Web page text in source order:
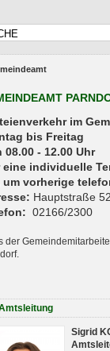
bis Freitag
08.00 - 12.00 Uhr
eine individuelle
um vorherige
Hauptstraße
02166/2300
der
Sigrid